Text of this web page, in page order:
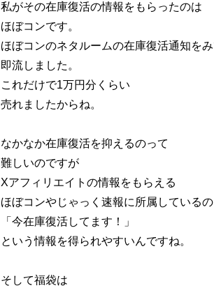
私がその在庫復活の情報をもらったのは
ほぼコンです。
ほぼコンのネタルームの在庫復活通知を
即流しました。
これだけで1万円分くらい
売れましたからね。
なかなか在庫復活を抑えるのって
難しいのですが
Xアフィリエイトの情報をもらえる
ほぼコンやじゃっく速報に所属しているの
「今在庫復活してます！」
という情報を得られやすいんですね。
そして福袋は